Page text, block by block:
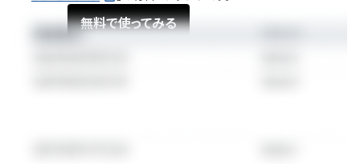
無料で使ってみる